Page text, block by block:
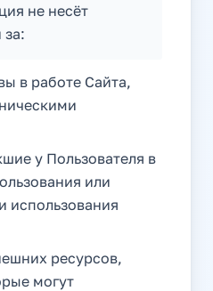
не несёт
за:
в работе Сайта,
у Пользователя в
или
использования
ресурсов,
могут